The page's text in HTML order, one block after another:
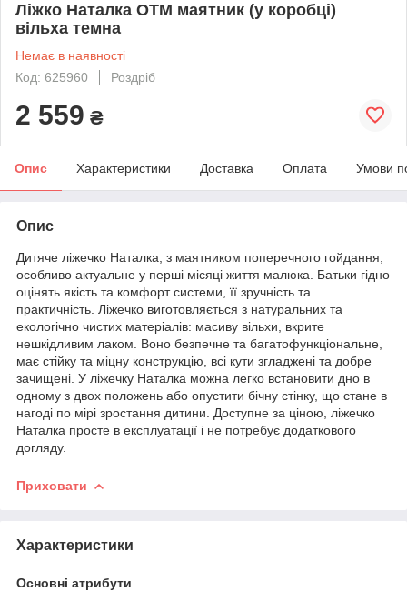
Ліжко Наталка ОТМ маятник (у коробці)
вільха темна
Немає в наявності
Код: 625960
Роздріб
2 559 ₴
Опис Характеристики Доставка Оплата Умови
Опис
Дитяче ліжечко Наталка, з маятником поперечного гойдання,
особливо актуальне у перші місяці життя малюка. Батьки гідно
оцінять якість та комфорт системи, її зручність та
практичність. Ліжечко виготовляється з натуральних та
екологічно чистих матеріалів: масиву вільхи, вкрите
нешкідливим лаком. Воно безпечне та багатофункціональне,
має стійку та міцну конструкцію, всі кути згладжені та добре
зачищені. У ліжечку Наталка можна легко встановити дно в
одному з двох положень або опустити бічну стінку, що стане в
нагоді по мірі зростання дитини. Доступне за ціною, ліжечко
Наталка просте в експлуатації і не потребує додаткового
догляду.
Приховати
Характеристики
Основні атрибути